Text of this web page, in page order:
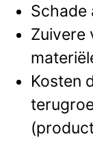
Schade
Zuivere
Kosten